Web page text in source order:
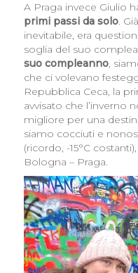
A Praga invece Giulio
primi passi da solo.
inevitabile, era
soglia del suo
suo compleanno,
che ci volevano
Repubblica Ceca, la
avvisato che l’inverno
migliore per una
siamo cocciuti e
(ricordo, -15°C
Bologna – Praga.